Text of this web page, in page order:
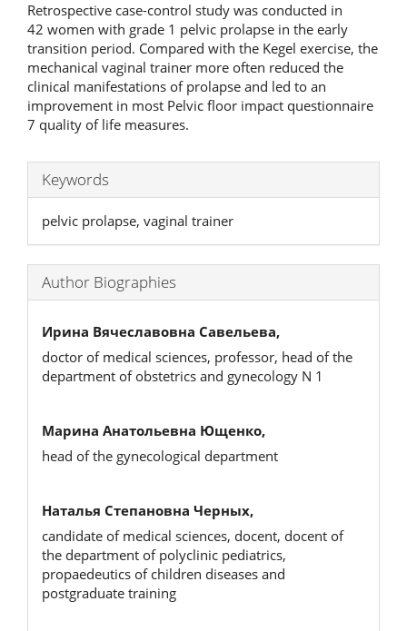
Retrospective case-control study was conducted in
42 women with grade 1 pelvic prolapse in the early
transition period. Compared with the Kegel exercise, the
mechanical vaginal trainer more often reduced the
clinical manifestations of prolapse and led to an
improvement in most Pelvic floor impact questionnaire
7 quality of life measures.
Keywords
pelvic prolapse, vaginal trainer
Author Biographies
Ирина Вячеславовна Савельева,
doctor of medical sciences, professor, head of the
department of obstetrics and gynecology N 1
Марина Анатольевна Ющенко,
head of the gynecological department
Наталья Степановна Черных,
candidate of medical sciences, docent, docent of
the department of polyclinic pediatrics,
propaedeutics of children diseases and
postgraduate training